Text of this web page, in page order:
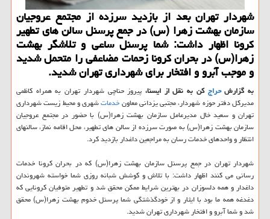
شهردار تهران بعد از بازدید سرزده از مجتمع عروجیان
سازمان بهشت زهرا (س) در جمع پرسنل سالن های تطهیر
كرونا اظهار داشت: شما پرسنل ساعی و تلاشگر بهشت
زهرا(س) در بحران كرونا زحمات مضاعفی را متحمل شدید
و موجب آبرو و افتخار برای شهرداری تهران شدید.
به گزارشحراج کن به نقل از ایسنا، پیروز حناچی شهردار تهران به همراه کاظمی
مدیرکل دفتر حوزه شهردار، مجتبی یزدانی معاونخدماتشهری و محیط زیست شهرداری
تهران و سعید خال مدیرعامل سازمان بهشت زهرا(س) با حضور در مجتمع عروجیان
سازمان بهشت زهرا(س) به صورت سرزده از سالن های تطهیر، محل اقامه نماز، سالنهای
انتظار و واحدهای خدمات رسان به مراجعین داغدار بازدید کرد.
شهردار تهران در جمع پرسنل سازمان بهشت زهرا(س) که در بحران کرونا خدمات
رسانی می کنند اظهار داشت: با تلاش و کوشش شبانه روزی شما خواسته شهروندان
داغدار و همه دلسوزان در بهترین شرایط ممکن محقق شد و تطهیر متوفیان کرونایی که
دغدغه همه ما بود با ایثار و از خودگذشتگی شما پرسنل خدوم بهشت زهرا(س) محقق
شد و شما آبرو و افتخار شهرداری تهران شدید.